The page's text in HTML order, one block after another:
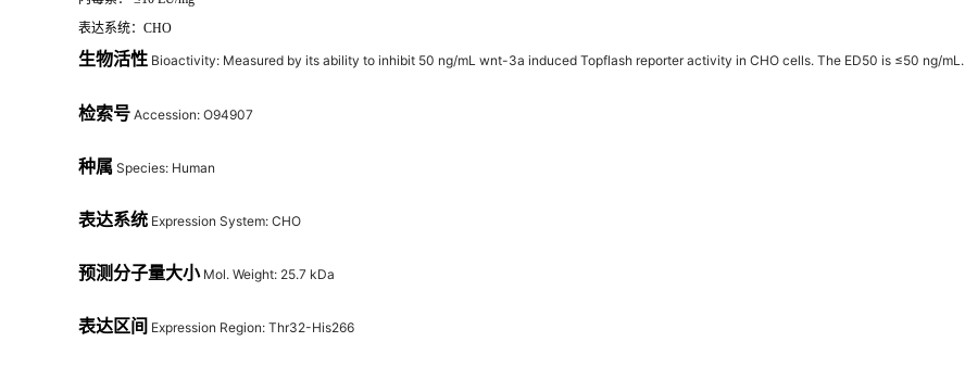
表达系统：CHO
生物活性 Bioactivity: Measured by its ability to inhibit 50 ng/mL wnt-3a induced Topflash reporter activity in CHO cells. The ED50 is ≤50 ng/mL.
检索号 Accession: O94907
种属 Species: Human
表达系统 Expression System: CHO
预测分子量大小Mol. Weight: 25.7 kDa
表达区间 Expression Region: Thr32-His266